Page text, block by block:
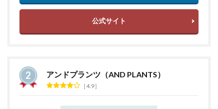
公式サイト
アンドプランツ（AND PLANTS）
4.9